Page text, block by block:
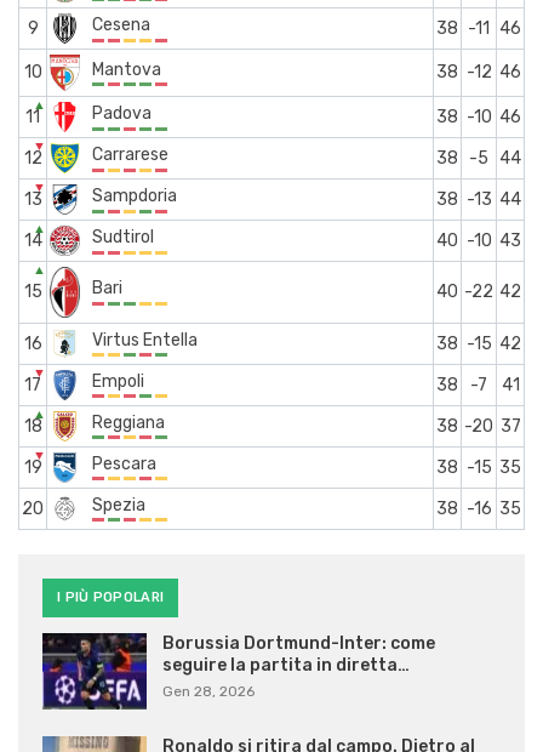
9
Cesena 38 -11 46
10 Mantova 38 -12 46
11
▲ Padova 38 -10 46
12
▼ Carrarese 38 -5
44
13
▼ Sampdoria 38 -13 44
14
▲ Sudtirol 40 -10 43
15
▲
Bari 40 -22 42
16 Virtus Entella 38 -15 42
17
▼ Empoli 38 -7
41
18
▲ Reggiana 38 -20 37
19
▼ Pescara 38 -15 35
20
Spezia 38 -16 35
I PIÙ POPOLARI
Borussia Dortmund-Inter: come
seguire la partita in diretta…
Gen 28, 2026
Ronaldo si ritira dal campo. Dietro al